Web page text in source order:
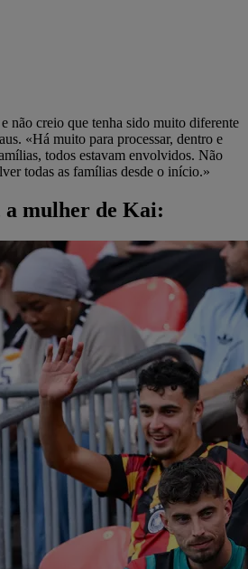
não creio que tenha sido muito diferente
«Há muito para processar, dentro e
todos estavam envolvidos. Não
todas as famílias desde o início.»
a mulher de Kai: